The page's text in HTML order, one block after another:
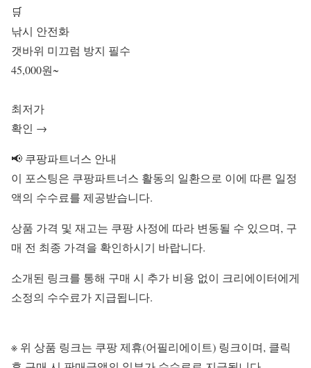
🛒
낚시 안전화
갯바위 미끄럼 방지 필수
45,000원~
최저가
확인 →
📢 쿠팡파트너스 안내
이 포스팅은 쿠팡파트너스 활동의 일환으로 이에 따른 일정
액의 수수료를 제공받습니다.
상품 가격 및 재고는 쿠팡 사정에 따라 변동될 수 있으며, 구
매 전 최종 가격을 확인하시기 바랍니다.
소개된 링크를 통해 구매 시 추가 비용 없이 크리에이터에게
소정의 수수료가 지급됩니다.
※ 위 상품 링크는 쿠팡 제휴(어필리에이트) 링크이며, 클릭